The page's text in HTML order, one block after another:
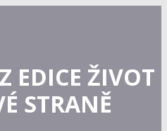
EDICE ŽIVOT
STRANĚ